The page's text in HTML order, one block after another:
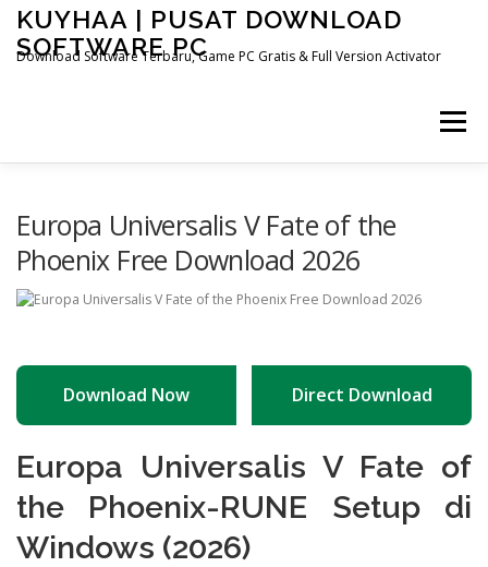
Skip
content
KUYHAA | PUSAT DOWNLOAD
SOFTWARE PC
Download Software Terbaru, Game PC Gratis & Full Version Activator
Menu
Europa Universalis V Fate of the
Phoenix Free Download 2026
Download Now Direct Download
Europa Universalis V Fate of
the Phoenix-RUNE Setup di
Windows (2026)